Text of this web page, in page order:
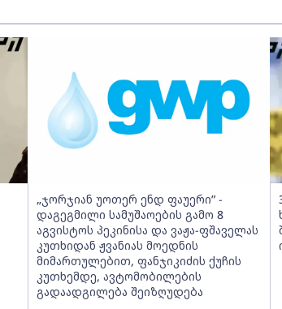
„ჯორჯიან უოთერ ენდ ფაუერი” -
დაგეგმილი სამუშაოების გამო 8
აგვისტოს პეკინისა და ვაჟა-ფშაველას
კუთხიდან ჟვანიას მოედნის
მიმართულებით, ფანჯიკიძის ქუჩის
კუთხემდე, ავტომობილების
გადაადგილება შეიზღუდება